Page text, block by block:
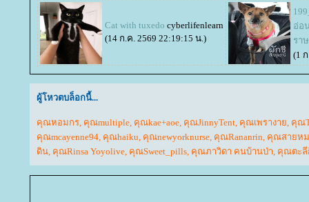
Cat with tuxedo cyberlifenlearn
(14 ก.ค. 2569 22:19:15 น.)
อ่อ
รา
(1
ผู้โหวตบล็อกนี้...
คุณหอมกร, คุณmultiple, คุณkae+aoe, คุณJinnyTent, คุณเพรางา, คุณ
คุณmcayenne94, คุณhaiku, คุณnewyorknurse, คุณRananrin, คุณสายห
ดิน, คุณRinsa Yoyolive, คุณSweet_pills, คุณภาวิดา คนบ้านป่า, คุณตะลี